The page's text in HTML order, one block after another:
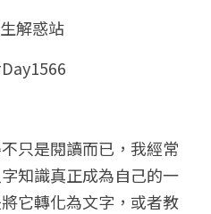
整典藏版
解惑站
只是閱讀而已，我經常
知識真正成為自己的一
它轉化為文字，或者教